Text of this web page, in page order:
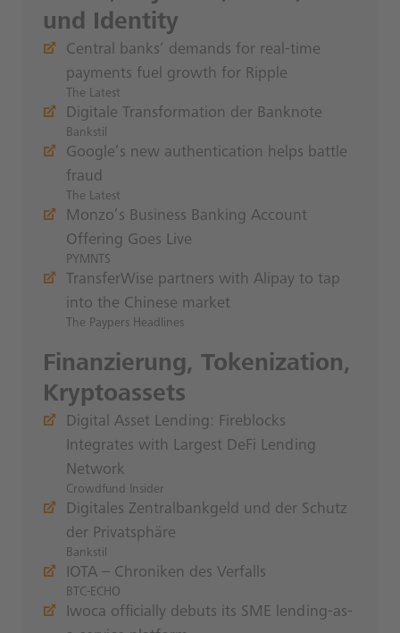
und Identity
Central banks‘ demands for real-time
payments fuel growth for Ripple
The Latest
Digitale Transformation der Banknote
Bankstil
Google’s new authentication helps battle
fraud
The Latest
Monzo’s Business Banking Account
Offering Goes Live
PYMNTS
TransferWise partners with Alipay to tap
into the Chinese market
The Paypers Headlines
Finanzierung, Tokenization,
Kryptoassets
Digital Asset Lending: Fireblocks
Integrates with Largest DeFi Lending
Network
Crowdfund Insider
Digitales Zentralbankgeld und der Schutz
der Privatsphäre
Bankstil
IOTA – Chroniken des Verfalls
BTC-ECHO
Iwoca officially debuts its SME lending-as-